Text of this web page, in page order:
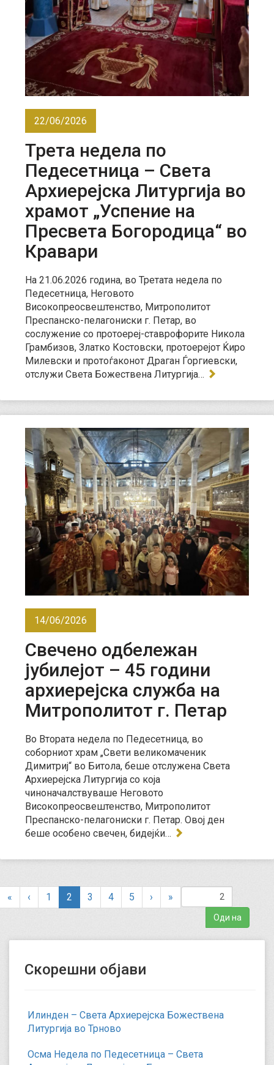
22/06/2026
Трета недела по
Педесетница – Света
Архиерејска Литургија во
храмот „Успение на
Пресвета Богородица“ во
Кравари
На 21.06.2026 година, во Третата недела по
Педесетница, Неговото
Високопреосвештенство, Митрополитот
Преспанско-пелагониски г. Петар, во
сослужение со протоереј-ставрофорите Никола
Грамбизов, Златко Костовски, протоерејот Ќиро
Милевски и протоѓаконот Драган Ѓоргиевски,
отслужи Света Божествена Литургија…
14/06/2026
Свечено одбележан
јубилејот – 45 години
архиерејска служба на
Митрополитот г. Петар
Во Втората недела по Педесетница, во
соборниот храм „Свети великомаченик
Димитриј“ во Битола, беше отслужена Света
Архиерејска Литургија со која
чиноначалствуваше Неговото
Високопреосвештенство, Митрополитот
Преспанско-пелагониски г. Петар. Овој ден
беше особено свечен, бидејќи…
« ‹ 1 2
c
e
n
3 4 5 › »
Скорешни објави
Илинден – Света Архиерејска Божествена
Литургија во Трново
Осма Недела по Педесетница – Света